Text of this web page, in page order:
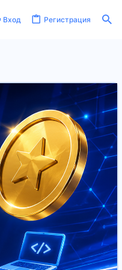
Вход Регистрация